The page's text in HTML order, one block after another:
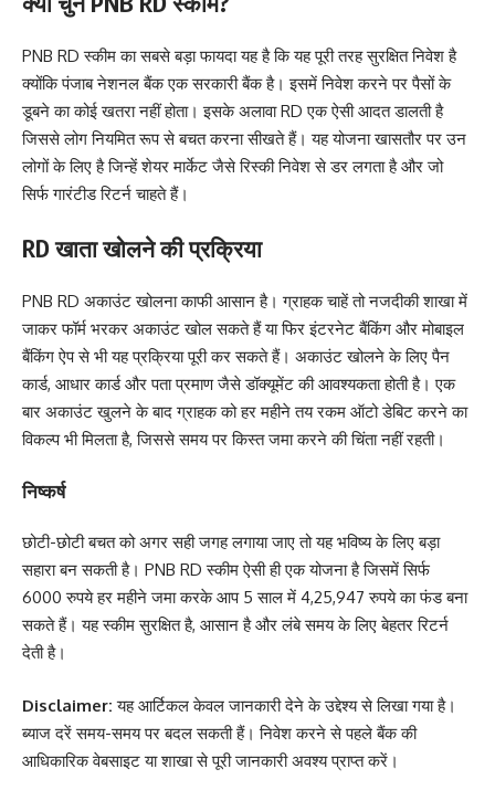
PNB RD स्कीम का सबसे बड़ा फायदा यह है कि यह पूरी तरह सुरक्षित निवेश है
क्योंकि पंजाब नेशनल बैंक एक सरकारी बैंक है। इसमें निवेश करने पर पैसों के
डूबने का कोई खतरा नहीं होता। इसके अलावा RD एक ऐसी आदत डालती है
जिससे लोग नियमित रूप से बचत करना सीखते हैं। यह योजना खासतौर पर उन
लोगों के लिए है जिन्हें शेयर मार्केट जैसे रिस्की निवेश से डर लगता है और जो
सिर्फ गारंटीड रिटर्न चाहते हैं।
RD खाता खोलने की प्रक्रिया
PNB RD अकाउंट खोलना काफी आसान है। ग्राहक चाहें तो नजदीकी शाखा में
जाकर फॉर्म भरकर अकाउंट खोल सकते हैं या फिर इंटरनेट बैंकिंग और मोबाइल
बैंकिंग ऐप से भी यह प्रक्रिया पूरी कर सकते हैं। अकाउंट खोलने के लिए पैन
कार्ड, आधार कार्ड और पता प्रमाण जैसे डॉक्यूमेंट की आवश्यकता होती है। एक
बार अकाउंट खुलने के बाद ग्राहक को हर महीने तय रकम ऑटो डेबिट करने का
विकल्प भी मिलता है, जिससे समय पर किस्त जमा करने की चिंता नहीं रहती।
निष्कर्ष
छोटी-छोटी बचत को अगर सही जगह लगाया जाए तो यह भविष्य के लिए बड़ा
सहारा बन सकती है। PNB RD स्कीम ऐसी ही एक योजना है जिसमें सिर्फ
6000 रुपये हर महीने जमा करके आप 5 साल में 4,25,947 रुपये का फंड बना
सकते हैं। यह स्कीम सुरक्षित है, आसान है और लंबे समय के लिए बेहतर रिटर्न
देती है।
Disclaimer: यह आर्टिकल केवल जानकारी देने के उद्देश्य से लिखा गया है।
ब्याज दरें समय-समय पर बदल सकती हैं। निवेश करने से पहले बैंक की
आधिकारिक वेबसाइट या शाखा से पूरी जानकारी अवश्य प्राप्त करें।